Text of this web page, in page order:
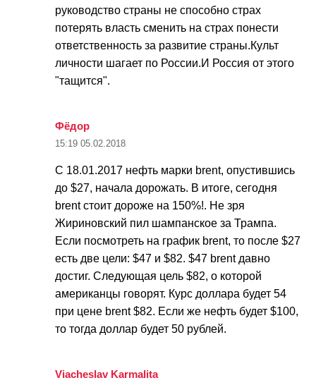
руководство страны не способно страх
потерять власть сменить на страх понести
ответственность за развитие страны.Культ
личности шагает по России.И Россия от этого
"тащится".
Фёдор
15:19 05.02.2018
С 18.01.2017 нефть марки brent, опустившись
до $27, начала дорожать. В итоге, сегодня
brent стоит дороже на 150%!. Не зря
Жириновский пил шампанское за Трампа.
Если посмотреть на график brent, то после $27
есть две цели: $47 и $82. $47 brent давно
достиг. Следующая цель $82, о которой
американцы говорят. Курс доллара будет 54
при цене brent $82. Если же нефть будет $100,
то тогда доллар будет 50 рублей.
Viacheslav Karmalita